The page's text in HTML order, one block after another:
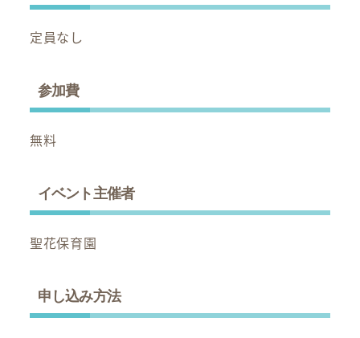
定員なし
参加費
無料
イベント主催者
聖花保育園
申し込み方法